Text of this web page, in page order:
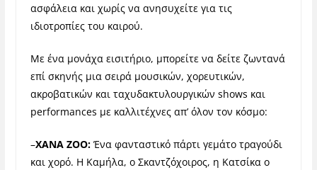
ασφάλεια και χωρίς να ανησυχείτε για τις
ιδιοτροπίες του καιρού.
Με ένα μονάχα εισιτήριο, μπορείτε να δείτε ζωντανά
επί σκηνήςμια σειρά μουσικών, χορευτικών,
ακροβατικών και ταχυδακτυλουργικών shows και
performances με καλλιτέχνες απ’ όλον τον κόσμο:
–XANA ZOO: Έναφανταστικό πάρτι γεμάτο τραγούδι
και χορό. Η Καμήλα, ο Σκαντζόχοιρος, η Κατσίκα ο